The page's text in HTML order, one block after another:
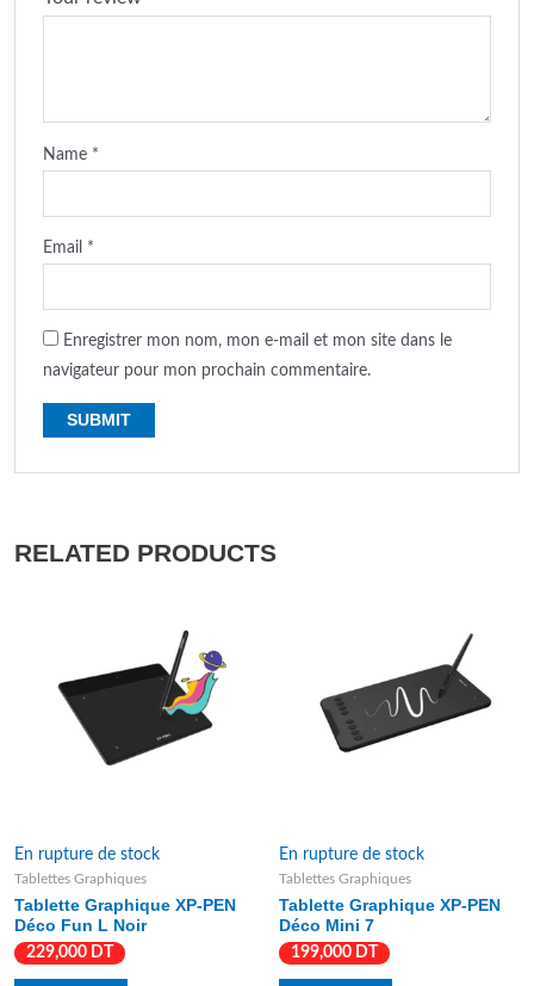
Name *
Email *
Enregistrer mon nom, mon e-mail et mon site dans le
navigateur pour mon prochain commentaire.
RELATED PRODUCTS
En rupture de stock
Tablettes Graphiques
Tablette Graphique XP-PEN
Déco Fun L Noir
229,000 DT
En rupture de stock
Tablettes Graphiques
Tablette Graphique XP-PEN
Déco Mini 7
199,000 DT